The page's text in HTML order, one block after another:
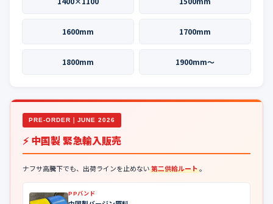
1600mm 1700mm
1800mm 1900mm〜
PRE-ORDER｜JUNE 2026
⚡ 中国製 緊急輸入販売
ナフサ高騰下でも、出荷ラインを止めない第二供給ルート。
PPバンド